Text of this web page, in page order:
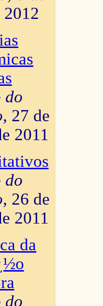
do
, 27 de
2011
do
, 26 de
2011
da
do